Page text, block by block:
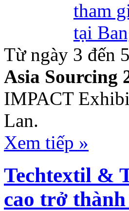
Từ ngày 3 đến
Asia Sourcing
IMPACT
Lan.
Xem tiếp »
Techtextil &
cao trở